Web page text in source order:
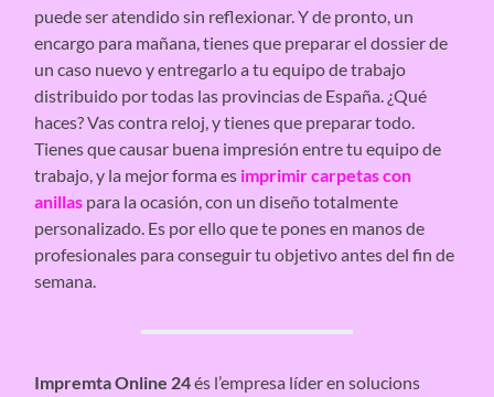
puede ser atendido sin reflexionar. Y de pronto, un
encargo para mañana, tienes que preparar el dossier de
un caso nuevo y entregarlo a tu equipo de trabajo
distribuido por todas las provincias de España. ¿Qué
haces? Vas contra reloj, y tienes que preparar todo.
Tienes que causar buena impresión entre tu equipo de
trabajo, y la mejor forma es imprimir carpetas con
anillas para la ocasión, con un diseño totalmente
personalizado. Es por ello que te pones en manos de
profesionales para conseguir tu objetivo antes del fin de
semana.
Impremta Online 24és l’empresa líder en solucions